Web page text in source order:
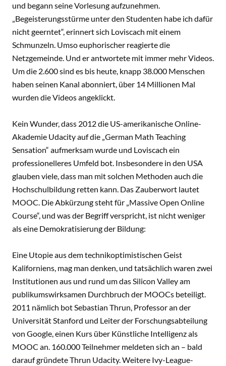
und begann seine Vorlesung aufzunehmen.
„Begeisterungsstürme unter den Studenten habe ich dafür
nicht geerntet“, erinnert sich Loviscach mit einem
Schmunzeln. Umso euphorischer reagierte die
Netzgemeinde. Und er antwortete mit immer mehr Videos.
Um die 2.600 sind es bis heute, knapp 38.000 Menschen
haben seinen Kanal abonniert, über 14 Millionen Mal
wurden die Videos angeklickt.
Kein Wunder, dass 2012 die US-amerikanische Online-
Akademie Udacity auf die „German Math Teaching
Sensation“ aufmerksam wurde und Loviscach ein
professionelleres Umfeld bot. Insbesondere in den USA
glauben viele, dass man mit solchen Methoden auch die
Hochschulbildung retten kann. Das Zauberwort lautet
MOOC. Die Abkürzung steht für „Massive Open Online
Course“, und was der Begriff verspricht, ist nicht weniger
als eine Demokratisierung der Bildung:
Eine Utopie aus dem technikoptimistischen Geist
Kaliforniens, mag man denken, und tatsächlich waren zwei
Institutionen aus und rund um das Silicon Valley am
publikumswirksamen Durchbruch der MOOCs beteiligt.
2011 nämlich bot Sebastian Thrun, Professor an der
Universität Stanford und Leiter der Forschungsabteilung
von Google, einen Kurs über Künstliche Intelligenz als
MOOC an. 160.000 Teilnehmer meldeten sich an – bald
darauf gründete Thrun Udacity. Weitere Ivy-League-